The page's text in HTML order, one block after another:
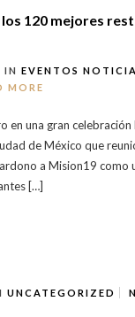
120 mejores
IN EVENTOS
MORE
en una gran celebración
de México que
a Mision19 como
[…]
UNCATEGORIZED